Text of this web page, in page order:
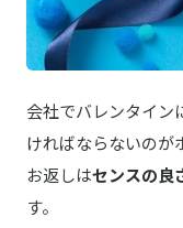
DECOチョコ
【感謝】ほんの
ニブトフィーチ
会社でバレンタイン
ければならないのが
お返しはセンスの良
す。